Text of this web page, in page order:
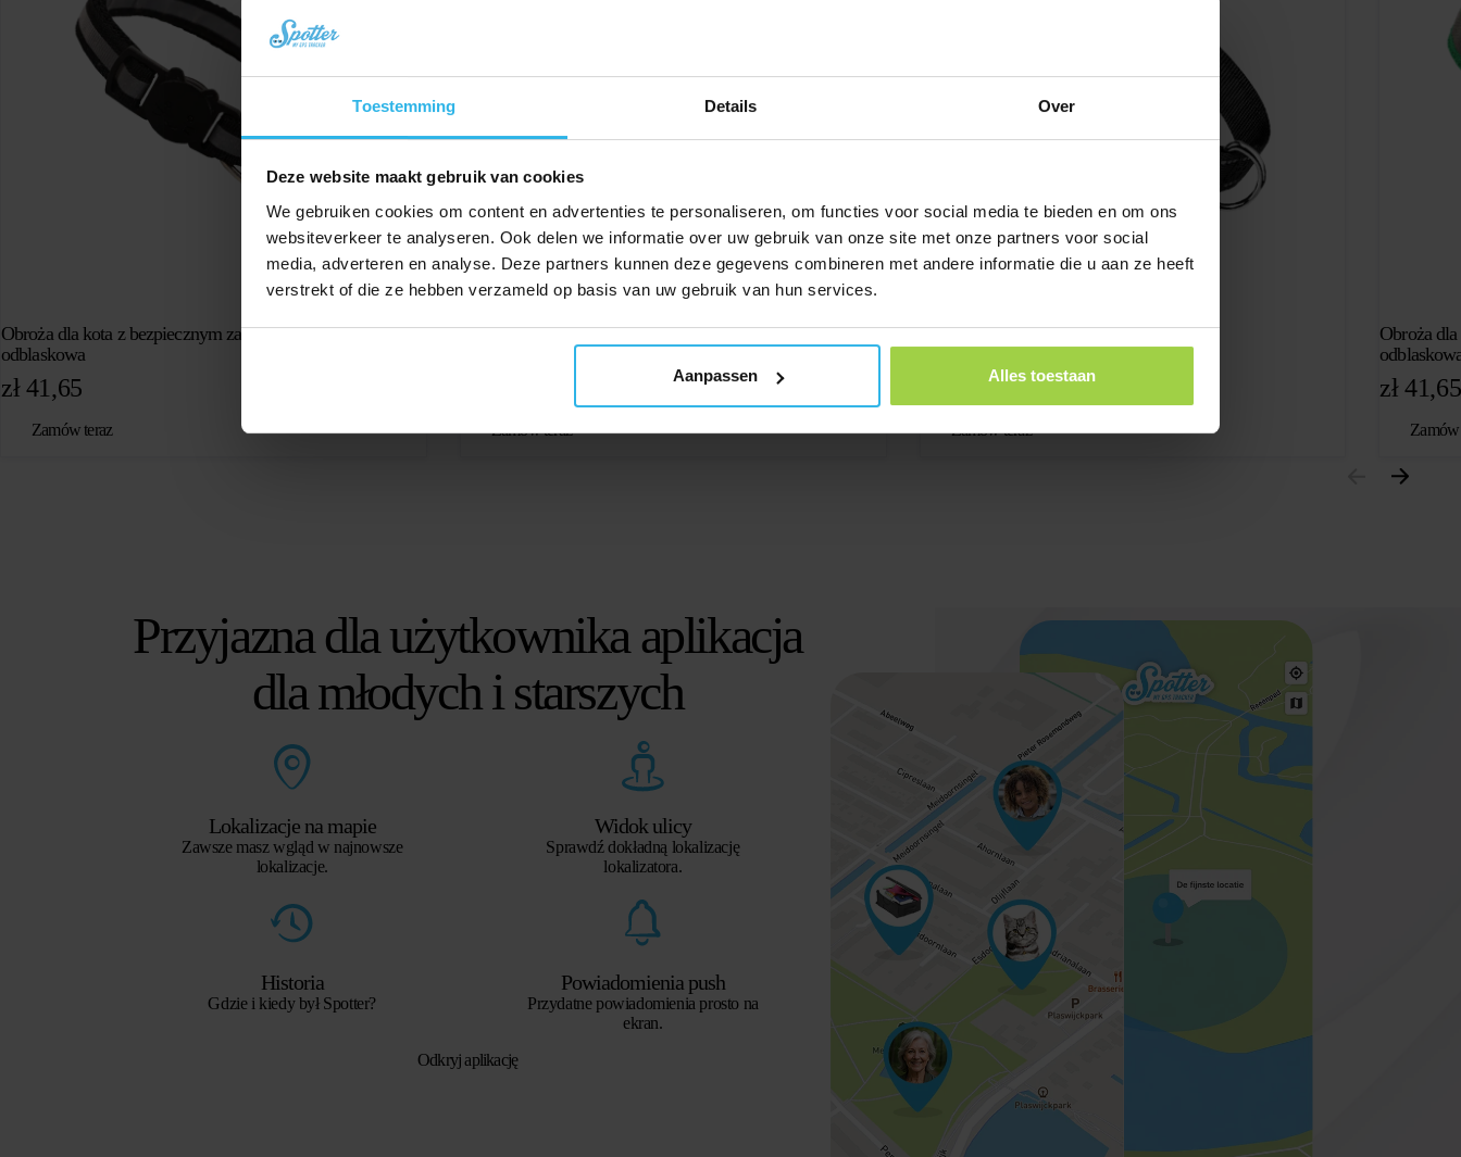
Toestemming Details Over
Deze website maakt gebruik van cookies
We gebruiken cookies om content en advertenties te personaliseren, om functies voor social media te bieden en om ons
websiteverkeer te analyseren. Ook delen we informatie over uw gebruik van onze site met onze partners voor social
media, adverteren en analyse. Deze partners kunnen deze gegevens combineren met andere informatie die u aan ze heeft
verstrekt of die ze hebben verzameld op basis van uw gebruik van hun services.
Aanpassen Alles toestaan
Obroża dla kota z bezpiecznym zapięciem – Czarna /
odblaskowa
zł41,65
Zamów teraz
Obroża dla kota z bezpiecznym zapięciem –
Fluorescencyjna zielona / odblaskowa
Zamów teraz
Obroża dla kota – Czarna
41,65
Zamów teraz
Obroża
zł41,65
Zamów
Przyjazna dla użytkownika aplikacja
dla młodych i starszych
Lokalizacje na mapie
Zawsze masz wgląd w najnowsze
lokalizacje.
Widok ulicy
Sprawdź dokładną lokalizację
lokalizatora.
Historia
Gdzie i kiedy był Spotter?
Powiadomienia push
Przydatne powiadomienia prosto na
ekran.
Odkryj aplikację